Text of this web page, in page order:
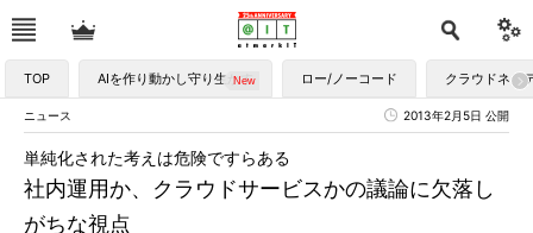
TOP AIを作り動かし守り生かす ロー/ノーコード クラウドネイ
ニュース 2013年2月5日 公開
社内運用か、クラウドサービスかの議論に欠落し
がちな視点
単純化された考えは危険ですらある